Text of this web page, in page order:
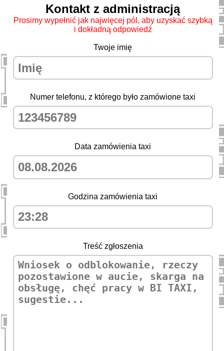
Kontakt z administracją
Prosimy wypełnić jak najwięcej pól, aby uzyskać szybką
i dokładną odpowiedź
Twoje imię
Numer telefonu, z którego było zamówione taxi
Data zamówienia taxi
Godzina zamówienia taxi
Treść zgłoszenia